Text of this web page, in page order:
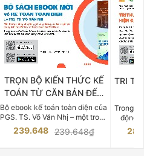
TRỌN BỘ KIẾN THỨC KẾ
TOÁN TỪ CĂN BẢN ĐẾN
CHUYÊN SÂU
Bộ ebook kế toán toàn diện của
PGS. TS. Võ Văn Nhị – một trong
những chuyên gia hàng đầu,
giàu kinh nghiệm trong lĩnh vực
239.648 239.648₫
TRI
Trong
động
việc
tế và